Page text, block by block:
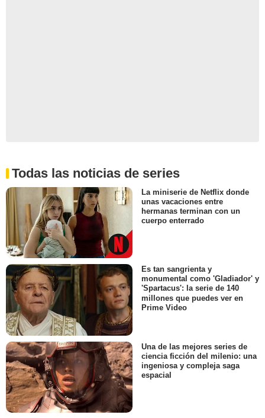
Todas las noticias de series
La miniserie de Netflix donde
unas vacaciones entre
hermanas terminan con un
cuerpo enterrado
Es tan sangrienta y
monumental como 'Gladiador' y
'Spartacus': la serie de 140
millones que puedes ver en
Prime Video
Una de las mejores series de
ciencia ficción del milenio: una
ingeniosa y compleja saga
espacial